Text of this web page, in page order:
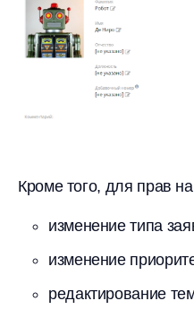
Кроме того, для прав
изменение типа
изменение
редактирование